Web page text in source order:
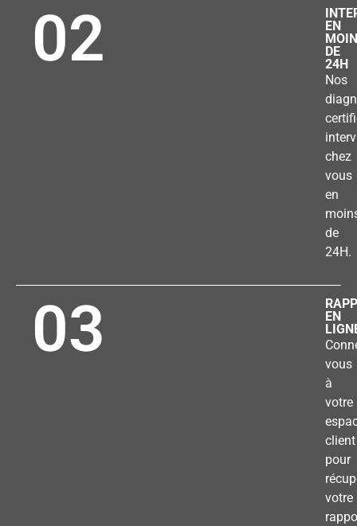
02
EN
DE
24H
Nos
chez
vous
en
de
24H.
03
EN
vous
à
votre
client
pour
votre